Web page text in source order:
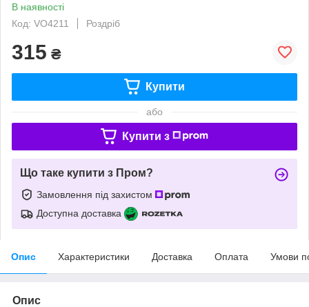
В наявності
Код: VO4211
Роздріб
315 ₴
Купити
або
Купити з
Що таке купити з Пром?
Замовлення під захистом
Доступна доставка
Опис Характеристики Доставка Оплата Умови
Опис